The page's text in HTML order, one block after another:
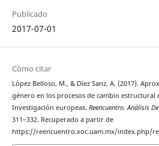
Publicado
2017-07-01
Cómo citar
López Belloso, M., & Díez Sanz, A. (2017).
género en los procesos de cambio estructural
Investigación europeas. Reencuentro. Análisis
311–332. Recuperado a partir de
https://reencuentro.xoc.uam.mx/index.php/